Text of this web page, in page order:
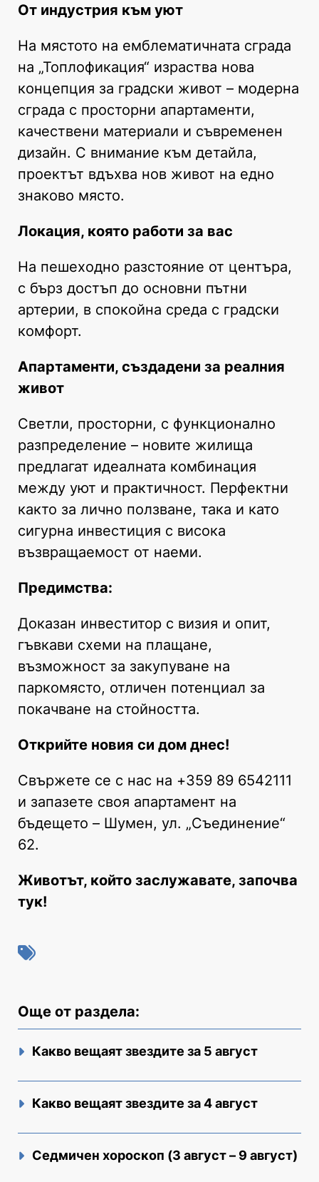
От индустрия към уют
На мястото на емблематичната сграда
на „Топлофикация“ израства нова
концепция за градски живот – модерна
сграда с просторни апартаменти,
качествени материали и съвременен
дизайн. С внимание към детайла,
проектът вдъхва нов живот на едно
знаково място.
Локация, която работи за вас
На пешеходно разстояние от центъра,
с бърз достъп до основни пътни
артерии, в спокойна среда с градски
комфорт.
Апартаменти, създадени за реалния
живот
Светли, просторни, с функционално
разпределение – новите жилища
предлагат идеалната комбинация
между уют и практичност. Перфектни
както за лично ползване, така и като
сигурна инвестиция с висока
възвращаемост от наеми.
Предимства:
Доказан инвеститор с визия и опит,
гъвкави схеми на плащане,
възможност за закупуване на
паркомясто, отличен потенциал за
покачване на стойността.
Открийте новия си дом днес!
Свържете се с нас на +359 89 6542111
и запазете своя апартамент на
бъдещето – Шумен, ул. „Съединение“
62.
Животът, който заслужавате, започва
тук!
Още от раздела:
Какво вещаят звездите за 5 август
Какво вещаят звездите за 4 август
Седмичен хороскоп (3 август – 9 август)